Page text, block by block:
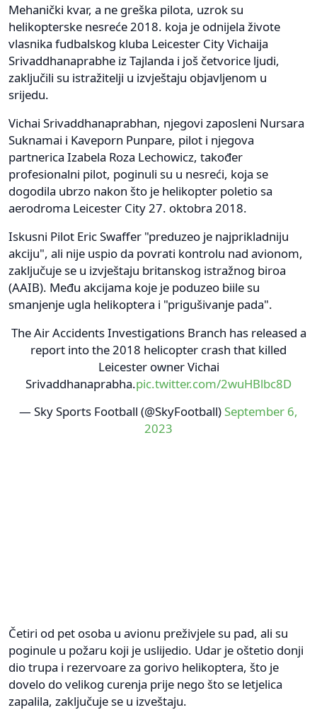
Mehanički kvar, a ne greška pilota, uzrok su
helikopterske nesreće 2018. koja je odnijela živote
vlasnika fudbalskog kluba Leicester City Vichaija
Srivaddhanaprabhe iz Tajlanda i još četvorice ljudi,
zaključili su istražitelji u izvještaju objavljenom u
srijedu.
Vichai Srivaddhanaprabhan, njegovi zaposleni Nursara
Suknamai i Kaveporn Punpare, pilot i njegova
partnerica Izabela Roza Lechowicz, također
profesionalni pilot, poginuli su u nesreći, koja se
dogodila ubrzo nakon što je helikopter poletio sa
aerodroma Leicester City 27. oktobra 2018.
Iskusni Pilot Eric Swaffer "preduzeo je najprikladniju
akciju", ali nije uspio da povrati kontrolu nad avionom,
zaključuje se u izvještaju britanskog istražnog biroa
(AAIB). Među akcijama koje je poduzeo biile su
smanjenje ugla helikoptera i "prigušivanje pada".
The Air Accidents Investigations Branch has released a
report into the 2018 helicopter crash that killed
Leicester owner Vichai
Srivaddhanaprabha.pic.twitter.com/2wuHBlbc8D
— Sky Sports Football (@SkyFootball) September 6,
2023
Četiri od pet osoba u avionu preživjele su pad, ali su
poginule u požaru koji je uslijedio. Udar je oštetio donji
dio trupa i rezervoare za gorivo helikoptera, što je
dovelo do velikog curenja prije nego što se letjelica
zapalila, zaključuje se u izveštaju.